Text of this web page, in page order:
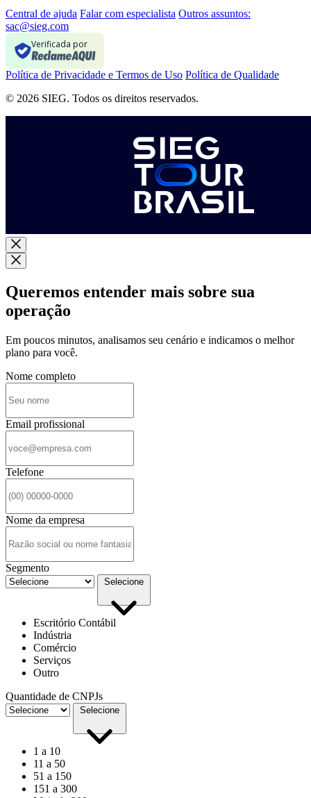
Central de ajuda Falar com especialista Outros assuntos:
sac@sieg.com
Verificada por
Política de Privacidade e Termos de Uso Política de Qualidade
© 2026 SIEG. Todos os direitos reservados.
Queremos entender mais sobre sua
operação
Em poucos minutos, analisamos seu cenário e indicamos o melhor
plano para você.
Nome completo
Email profissional
Telefone
Nome da empresa
Segmento
Selecione
Escritório Contábil
Indústria
Comércio
Serviços
Outro
Quantidade de CNPJs
Selecione
1 a 10
11 a 50
51 a 150
151 a 300